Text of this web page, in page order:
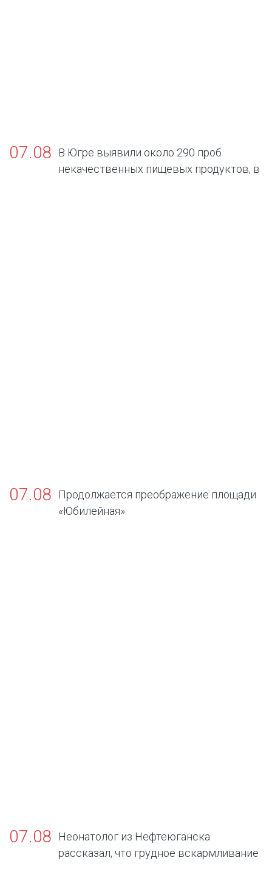
07.08
В Югре выявили около 290 проб
некачественных пищевых продуктов, в
07.08
Продолжается преображение площади
«Юбилейная».
07.08
Неонатолог из Нефтеюганска
рассказал, что грудное вскармливание